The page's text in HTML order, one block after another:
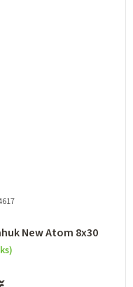
New Atom 8x30